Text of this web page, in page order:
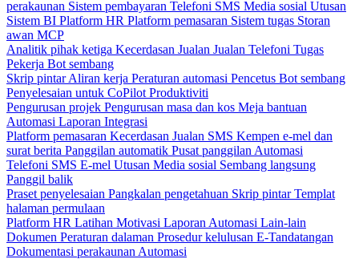
perakaunan Sistem pembayaran Telefoni SMS Media sosial Utusan
Sistem BI Platform HR Platform pemasaran Sistem tugas Storan
awan MCP
Analitik pihak ketiga Kecerdasan Jualan Jualan Telefoni Tugas
Pekerja Bot sembang
Skrip pintar Aliran kerja Peraturan automasi Pencetus Bot sembang
Penyelesaian untuk CoPilot Produktiviti
Pengurusan projek Pengurusan masa dan kos Meja bantuan
Automasi Laporan Integrasi
Platform pemasaran Kecerdasan Jualan SMS Kempen e-mel dan
surat berita Panggilan automatik Pusat panggilan Automasi
Telefoni SMS E-mel Utusan Media sosial Sembang langsung
Panggil balik
Praset penyelesaian Pangkalan pengetahuan Skrip pintar Templat
halaman permulaan
Platform HR Latihan Motivasi Laporan Automasi Lain-lain
Dokumen Peraturan dalaman Prosedur kelulusan E-Tandatangan
Dokumentasi perakaunan Automasi